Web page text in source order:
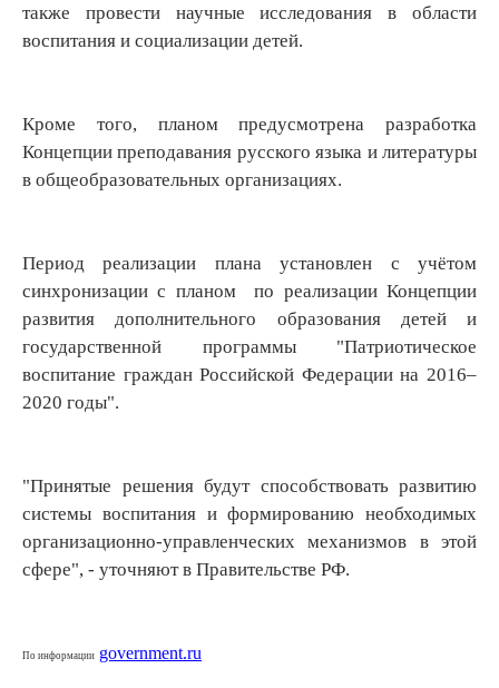
также провести научные исследования в области
воспитания и социализации детей.
Кроме того, планом предусмотрена разработка
Концепции преподавания русского языка и литературы
в общеобразовательных организациях.
Период реализации плана установлен с учётом
синхронизации с планом по реализации Концепции
развития дополнительного образования детей и
государственной программы "Патриотическое
воспитание граждан Российской Федерации на 2016–
2020 годы".
"Принятые решения будут способствовать развитию
системы воспитания и формированию необходимых
организационно-управленческих механизмов в этой
сфере", - уточняют в Правительстве РФ.
По информации government.ru